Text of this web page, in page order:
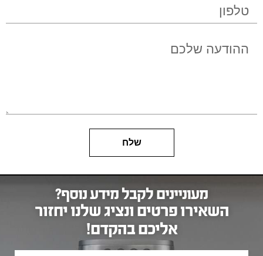
שלח
מעוניינים לקבל מידע נוסף?
השאירו פרטים ונציג שלנו יחזור
אליכם בהקדם!